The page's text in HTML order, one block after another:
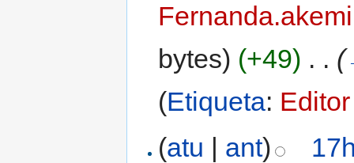
Fernanda.akemi
bytes) (+49) . . (
(Etiqueta:
(atu | ant)